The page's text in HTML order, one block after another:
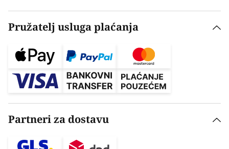
Pružatelj usluga plaćanja
Partneri za dostavu